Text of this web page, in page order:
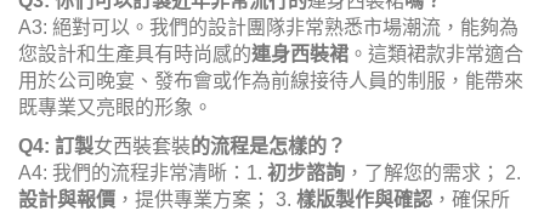
A3: 絕對可以。我們的設計團隊非常熟悉市場潮流，能夠為
您設計和生產具有時尚感的連身西裝裙 。這類裙款非常適合
用於公司晚宴、發布會或作為前線接待人員的制服，能帶來
既專業又亮眼的形象。
Q4: 訂製女西裝套裝的流程是怎樣的？
A4: 我們的流程非常清晰：1. 初步諮詢 ，了解您的需求； 2.
設計與報價 ，提供專業方案； 3. 樣版製作與確認 ，確保所